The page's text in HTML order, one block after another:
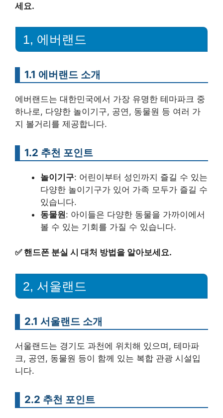
세요.
1, 에버랜드
1.1 에버랜드 소개
에버랜드는 대한민국에서 가장 유명한 테마파크 중
하나로, 다양한 놀이기구, 공연, 동물원 등 여러 가
지 볼거리를 제공합니다.
1.2 추천 포인트
놀이기구: 어린이부터 성인까지 즐길 수 있는
다양한 놀이기구가 있어 가족 모두가 즐길 수
있습니다.
동물원: 아이들은 다양한 동물을 가까이에서
볼 수 있는 기회를 가질 수 있습니다.
✅ 핸드폰 분실 시 대처 방법을 알아보세요.
2, 서울랜드
2.1 서울랜드 소개
서울랜드는 경기도 과천에 위치해 있으며, 테마파
크, 공연, 동물원 등이 함께 있는 복합 관광 시설입
니다.
2.2 추천 포인트